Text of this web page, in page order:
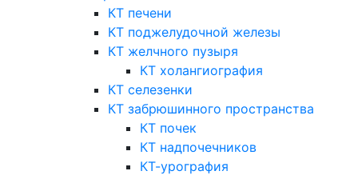
КТ печени
КТ поджелудочной железы
КТ желчного пузыря
КТ холангиография
КТ селезенки
КТ забрюшинного пространства
КТ почек
КТ надпочечников
КТ-урография